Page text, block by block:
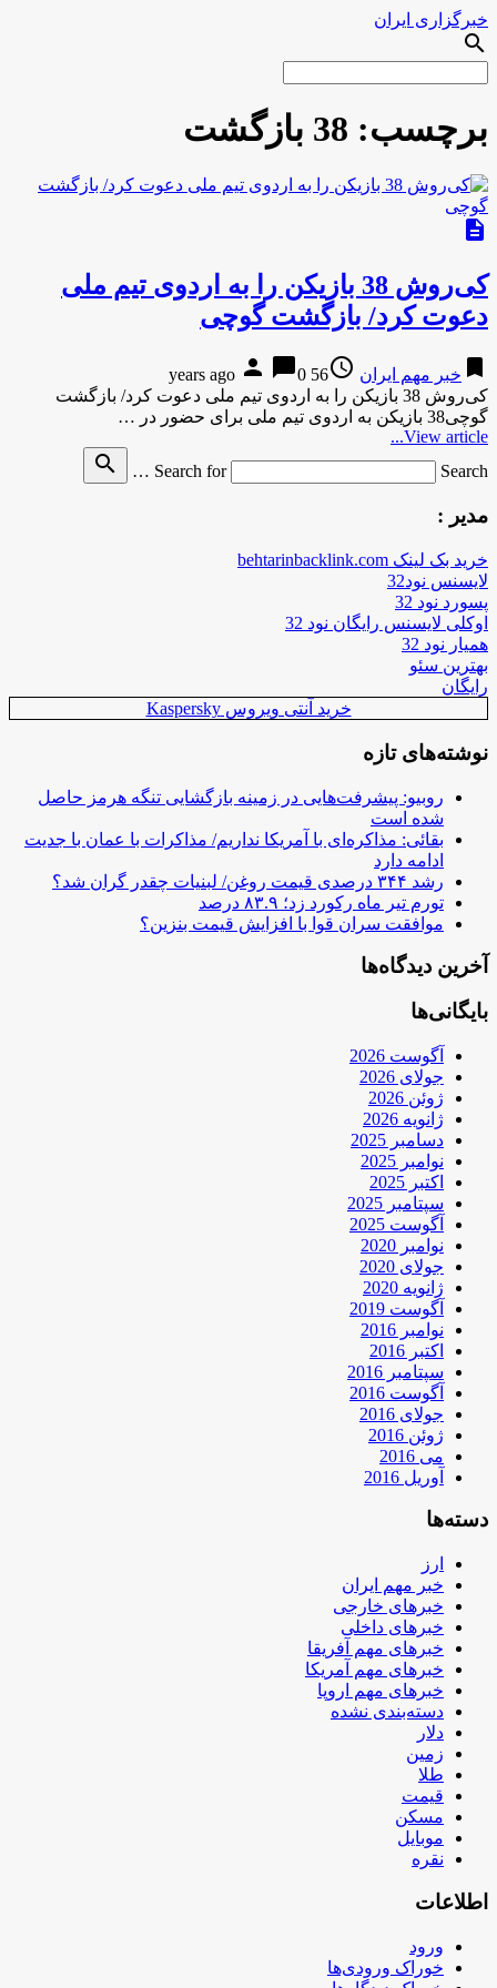
خبرگزاری ایران
search
برچسب: 38 بازگشت
description
کی‌روش 38 بازیکن را به اردوی تیم ملی
دعوت کرد/ بازگشت گوچی
bookmark خبر مهم ایران access_time
56 years ago
person chat_bubble0
کی‌روش 38 بازیکن را به اردوی تیم ملی دعوت کرد/ بازگشت
گوچی38 بازیکن به اردوی تیم ملی برای حضور در …
View article...
Search for
Search …
search
مدیر :
خرید بک لینک behtarinbacklink.com
لایسنس نود32
پسورد نود 32
اوکلی لایسنس رایگان نود 32
همیار نود 32
بهترین سئو
رایگان
خرید آنتی ویروس Kaspersky
نوشته‌های تازه
روبیو: پیشرفت‌هایی در زمینه بازگشایی تنگه هرمز حاصل
شده است
بقائی: مذاکره‌ای با آمریکا نداریم/ مذاکرات با عمان با جدیت
ادامه دارد
رشد ۳۴۴ درصدی قیمت روغن/ لبنیات چقدر گران شد؟
تورم تیر ماه رکورد زد؛ ۸۳.۹ درصد
موافقت سران قوا با افزایش قیمت بنزین؟
آخرین دیدگاه‌ها
بایگانی‌ها
آگوست 2026
جولای 2026
ژوئن 2026
ژانویه 2026
دسامبر 2025
نوامبر 2025
اکتبر 2025
سپتامبر 2025
آگوست 2025
نوامبر 2020
جولای 2020
ژانویه 2020
آگوست 2019
نوامبر 2016
اکتبر 2016
سپتامبر 2016
آگوست 2016
جولای 2016
ژوئن 2016
می 2016
آوریل 2016
دسته‌ها
ارز
خبر مهم ایران
خبرهای خارجی
خبرهای داخلی
خبرهای مهم آفریقا
خبرهای مهم آمریکا
خبرهای مهم اروپا
دسته‌بندی نشده
دلار
زمین
طلا
قیمت
مسکن
موبایل
نقره
اطلاعات
ورود
خوراک ورودی‌ها